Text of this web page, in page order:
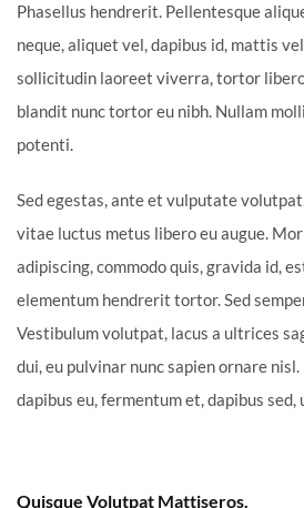
Phasellus hendrerit. Pellentesque
neque, aliquet vel, dapibus id, mattis
sollicitudin laoreet viverra, tortor
blandit nunc tortor eu nibh. Nullam
potenti.
Sed egestas, ante et vulputate
vitae luctus metus libero eu augue.
adipiscing, commodo quis, gravida id,
elementum hendrerit tortor. Sed
Vestibulum volutpat, lacus a ultrices
dui, eu pulvinar nunc sapien ornare
dapibus eu, fermentum et, dapibus sed,
Quisque Volutpat Mattiseros.